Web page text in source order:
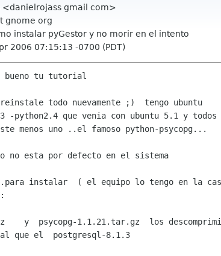
<danielrojass gmail com>
gnome org
instalar pyGestor y no morir en el intento
2006 07:15:13 -0700 (PDT)
bueno tu tutorial
todo nuevamente ;)  tengo ubuntu
-python2.4 que venia con ubuntu 5.1 y todos
menos uno ..el famoso python-psycopg...
no esta por defecto en el sistema
..para instalar  ( el equipo lo tengo en la
y  psycopg-1.1.21.tar.gz  los
que el  postgresql-8.1.3